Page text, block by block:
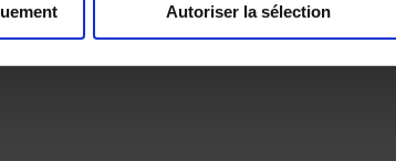
Autoriser la sélection